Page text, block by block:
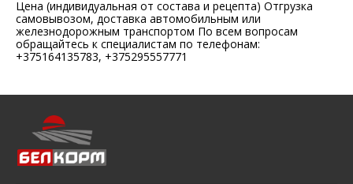
Цена (индивидуальная от состава и рецепта) Отгрузка
самовывозом, доставка автомобильным или
железнодорожным транспортом По всем вопросам
обращайтесь к специалистам по телефонам:
+375164135783, +375295557771